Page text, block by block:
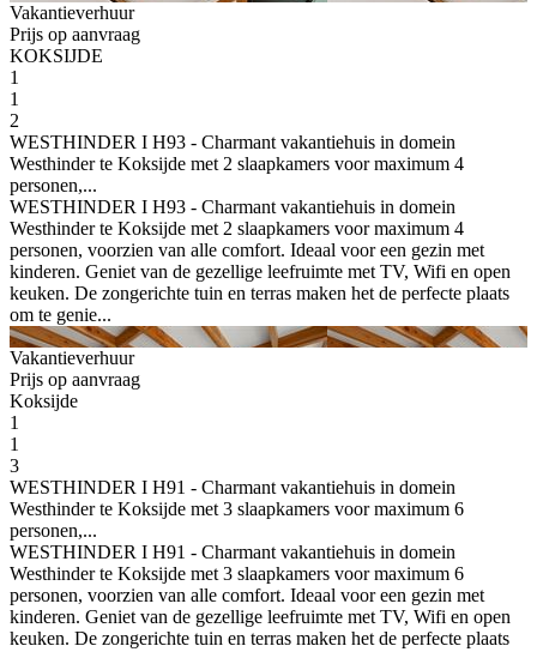
Vakantieverhuur
Prijs op aanvraag
KOKSIJDE
1
1
2
WESTHINDER I H93 - Charmant vakantiehuis in domein
Westhinder te Koksijde met 2 slaapkamers voor maximum 4
personen,...
WESTHINDER I H93 - Charmant vakantiehuis in domein
Westhinder te Koksijde met 2 slaapkamers voor maximum 4
personen, voorzien van alle comfort. Ideaal voor een gezin met
kinderen. Geniet van de gezellige leefruimte met TV, Wifi en open
keuken. De zongerichte tuin en terras maken het de perfecte plaats
om te genie...
Vakantieverhuur
Prijs op aanvraag
Koksijde
1
1
3
WESTHINDER I H91 - Charmant vakantiehuis in domein
Westhinder te Koksijde met 3 slaapkamers voor maximum 6
personen,...
WESTHINDER I H91 - Charmant vakantiehuis in domein
Westhinder te Koksijde met 3 slaapkamers voor maximum 6
personen, voorzien van alle comfort. Ideaal voor een gezin met
kinderen. Geniet van de gezellige leefruimte met TV, Wifi en open
keuken. De zongerichte tuin en terras maken het de perfecte plaats